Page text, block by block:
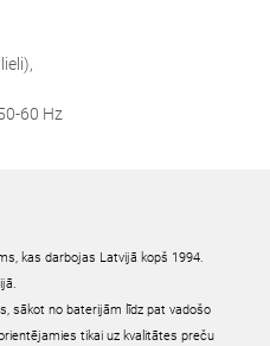
60 Hz
kas darbojas Latvijā kopš 1994.
sākot no baterijām līdz pat vadošo
tikai uz kvalitātes preču